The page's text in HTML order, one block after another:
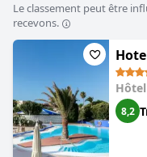
Le classement peut être
recevons.
8,2